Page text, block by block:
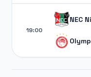
19:00
NEC